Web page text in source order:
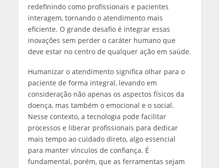
redefinindo como profissionais e pacientes
interagem, tornando o atendimento mais
eficiente. O grande desafio é integrar essas
inovações sem perder o caráter humano que
deve estar no centro de qualquer ação em saúde.
Humanizar o atendimento significa olhar para o
paciente de forma integral, levando em
consideração não apenas os aspectos físicos da
doença, mas também o emocional e o social.
Nesse contexto, a tecnologia pode facilitar
processos e liberar profissionais para dedicar
mais tempo ao cuidado direto, algo essencial
para manter vínculos de confiança. É
fundamental, porém, que as ferramentas sejam